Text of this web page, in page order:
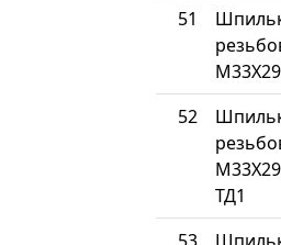
51
52
ТД1